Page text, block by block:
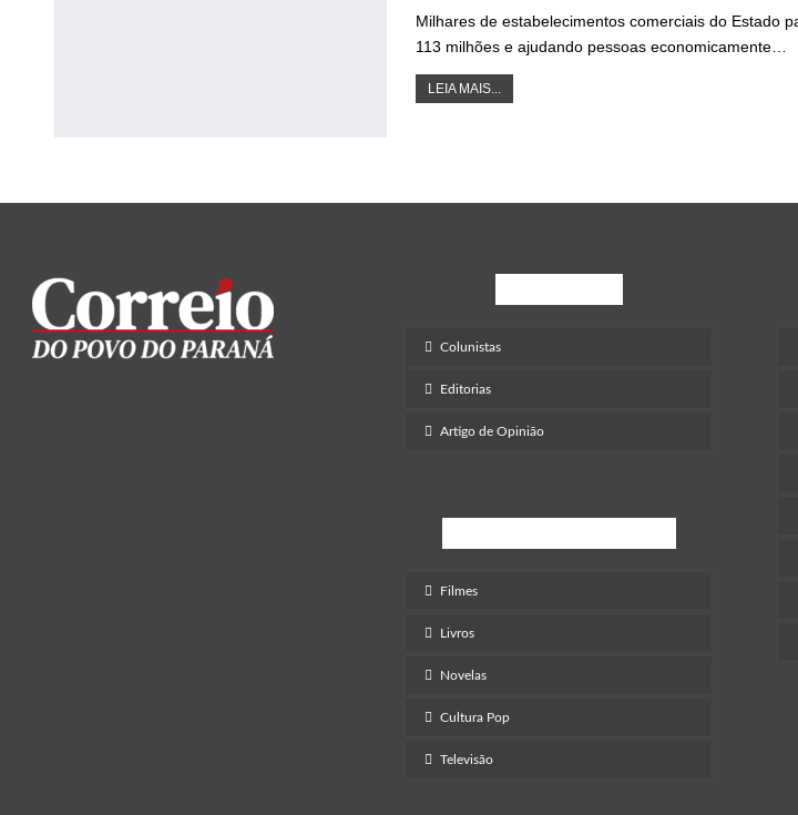
Milhares de estabelecimentos comerciais do Estado
113 milhões e ajudando pessoas economicamente…
LEIA MAIS...
Colunistas
Editorias
Artigo de Opinião
Filmes
Livros
Novelas
Cultura Pop
Televisão